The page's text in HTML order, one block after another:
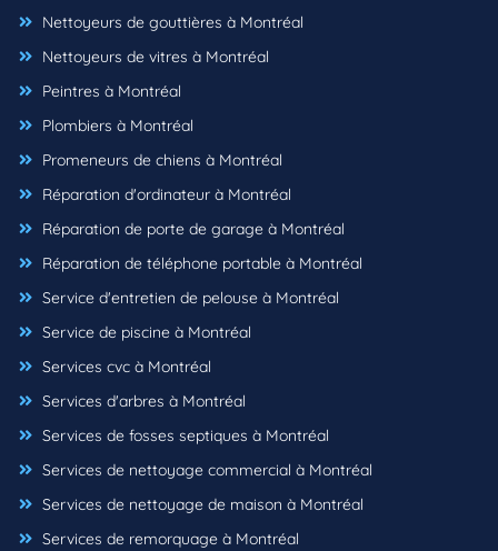
Nettoyeurs de gouttières à Montréal
Nettoyeurs de vitres à Montréal
Peintres à Montréal
Plombiers à Montréal
Promeneurs de chiens à Montréal
Réparation d'ordinateur à Montréal
Réparation de porte de garage à Montréal
Réparation de téléphone portable à Montréal
Service d'entretien de pelouse à Montréal
Service de piscine à Montréal
Services cvc à Montréal
Services d'arbres à Montréal
Services de fosses septiques à Montréal
Services de nettoyage commercial à Montréal
Services de nettoyage de maison à Montréal
Services de remorquage à Montréal